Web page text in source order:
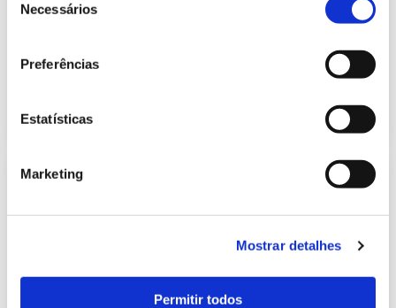
Necessários
Preferências
Estatísticas
Marketing
Mostrar detalhes
Permitir todos
Elétrica de junho de 2022
Publicação com periodicidade mensal, com
informação sobre Eletricidade